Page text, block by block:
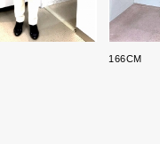
166CM